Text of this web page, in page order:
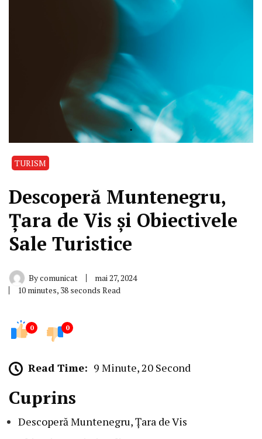
TURISM
Descoperă Muntenegru,
Țara de Vis și Obiectivele
Sale Turistice
Bycomunicat
mai 27, 2024
10 minutes, 38 seconds Read
0 0
Read Time: 9 Minute, 20 Second
Cuprins
Descoperă Muntenegru, Țara de Vis